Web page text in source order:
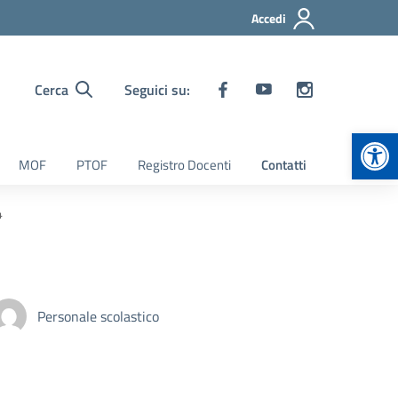
Accedi
Cerca Seguici su:
MOF PTOF Registro Docenti Contatti
Personale scolastico